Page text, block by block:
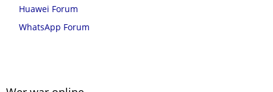
Huawei Forum
WhatsApp Forum